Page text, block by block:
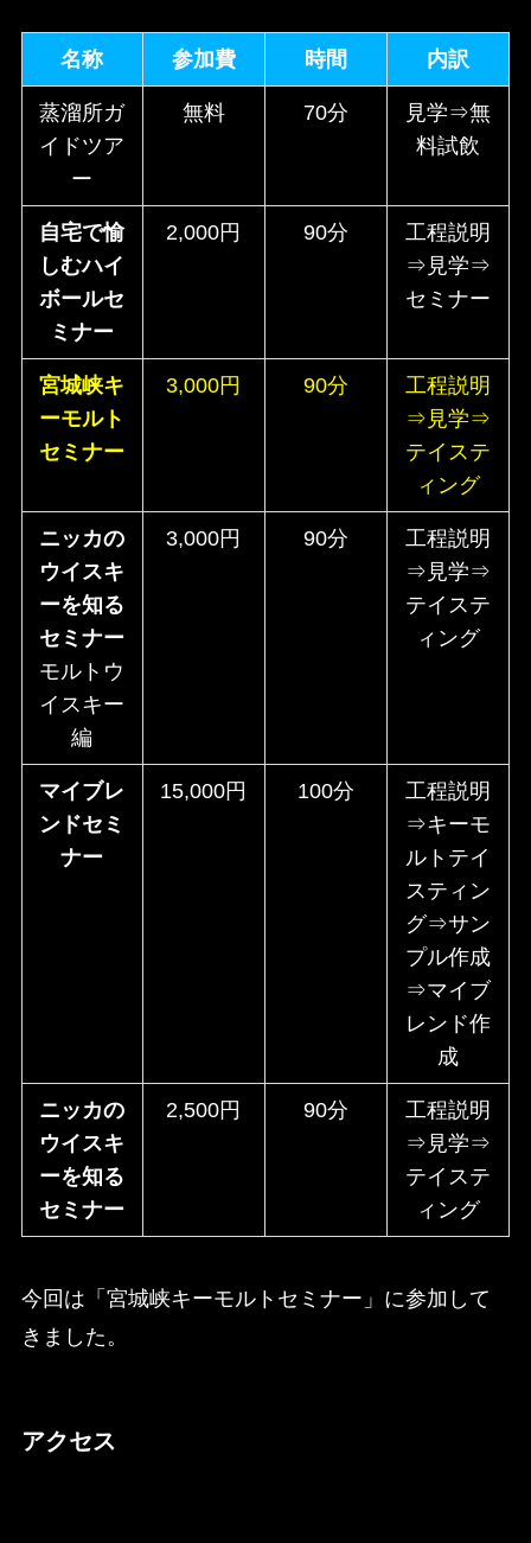
名称 参加費 時間 内訳
蒸溜所ガ
イドツア
ー
無料 70分
見学⇒無
料試飲
自宅で愉
しむハイ
ボールセ
ミナー
2,000円 90分
工程説明
⇒見学⇒
セミナー
宮城峡キ
ーモルト
セミナー
3,000円 90分
工程説明
⇒見学⇒
テイステ
ィング
ニッカの
ウイスキ
ーを知る
セミナー
モルトウ
イスキー
編
3,000円 90分
工程説明
⇒見学⇒
テイステ
ィング
マイブレ
ンドセミ
ナー
15,000円 100分
工程説明
⇒キーモ
ルトテイ
スティン
グ⇒サン
プル作成
⇒マイブ
レンド作
成
ニッカの
ウイスキ
ーを知る
セミナー
2,500円 90分
工程説明
⇒見学⇒
テイステ
ィング
今回は「宮城峡キーモルトセミナー」に参加して
きました。
アクセス